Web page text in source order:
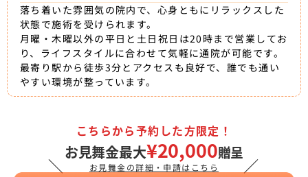
落ち着いた雰囲気の院内で、心身ともにリラックスした
状態で施術を受けられます。
月曜・木曜以外の平日と土日祝日は20時まで営業してお
り、ライフスタイルに合わせて気軽に通院が可能です。
最寄り駅から徒歩3分とアクセスも良好で、誰でも通い
やすい環境が整っています。
＼
こちらから予約した方限定！
お見舞金最大¥20,000贈呈
お見舞金の詳細・申請はこちら ／